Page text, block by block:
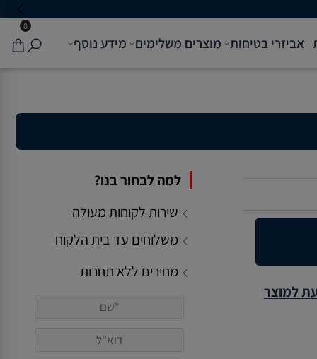
0
אביזרי בטיחות מוצרים משלימים מידע נוסף
למוצר
למה לבחור בנו?
שירות לקוחות מעולה
משלוחים עד בית הלקוח
מחירים ללא תחרות